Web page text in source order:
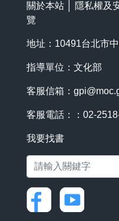
關於本站 隱私權及
覽
地址：10491台北市
指導單位：文化部
客服信箱：
客服電話：：02-
我要找書